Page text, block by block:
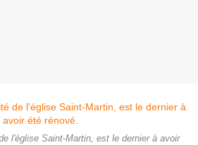
l'église Saint-Martin, est le dernier à avoir